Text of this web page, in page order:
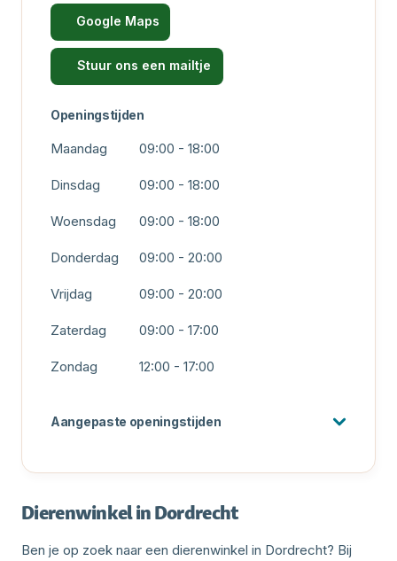
Google Maps
Stuur ons een mailtje
Openingstijden
Maandag 09:00 - 18:00
Dinsdag 09:00 - 18:00
Woensdag 09:00 - 18:00
Donderdag 09:00 - 20:00
Vrijdag 09:00 - 20:00
Zaterdag 09:00 - 17:00
Zondag 12:00 - 17:00
Aangepaste openingstijden
Dierenwinkel in Dordrecht
Ben je op zoek naar een dierenwinkel in Dordrecht? Bij